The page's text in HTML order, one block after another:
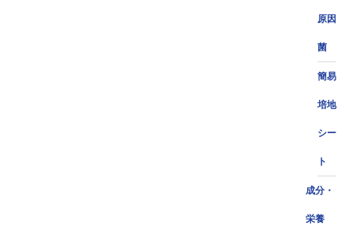
原因
菌
簡易
培地
シー
ト
成分・
栄養